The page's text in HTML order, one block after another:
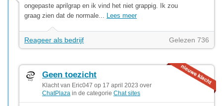
ongepaste aprilgrap en ik vind het niet grappig. Ik zou
graag zien dat de normale... Lees meer
Reageer als bedrijf Gelezen 736
Geen toezicht
Klacht van Eric047 op 17 april 2023 over
ChatPlaza in de categorie Chat sites